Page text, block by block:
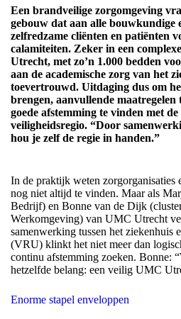
Een brandveilige zorgomgeving
gebouw dat aan alle bouwkundige
zelfredzame cliënten en patiënten
calamiteiten. Zeker in een
Utrecht, met zo’n 1.000 bedden
aan de academische zorg van het
toevertrouwd. Uitdaging dus om
brengen, aanvullende maatregelen
goede afstemming te vinden met
veiligheidsregio. “Door
hou je zelf de regie in handen.”
In de praktijk weten zorgorganisaties
nog niet altijd te vinden. Maar als
Bedrijf) en Bonne van de Dijk
Werkomgeving) van UMC Utrecht
samenwerking tussen het ziekenhuis
(VRU) klinkt het niet meer dan
continu afstemming zoeken. Bonne:
hetzelfde belang: een veilig UMC
Enorme stapel enveloppen